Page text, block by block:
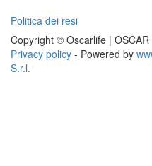
Politica dei resi
Copyright © Oscarlife |
Privacy policy - Powered by
S.r.l.